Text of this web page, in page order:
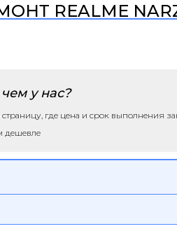
REALME
у нас?
страницу, где цена и срок выполнения
дешевле